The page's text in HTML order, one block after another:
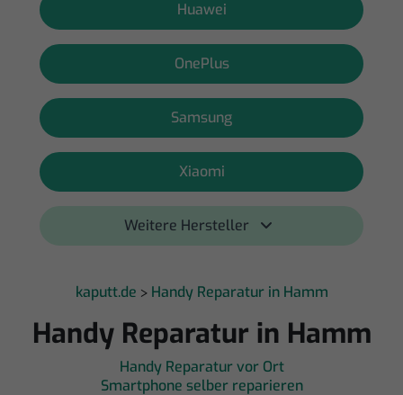
Huawei
OnePlus
Samsung
Xiaomi
Weitere Hersteller
kaputt.de > Handy Reparatur in Hamm
Handy Reparatur in Hamm
Handy Reparatur vor Ort
Smartphone selber reparieren